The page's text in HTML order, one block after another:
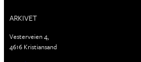
ARKIVET
Vesterveien 4,
4616 Kristiansand